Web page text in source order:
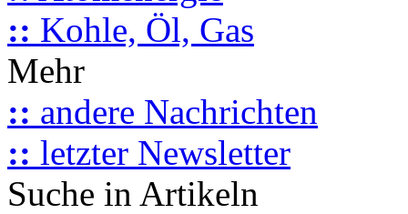
:: Kohle, Öl, Gas
Mehr
:: andere Nachrichten
:: letzter Newsletter
Suche in Artikeln